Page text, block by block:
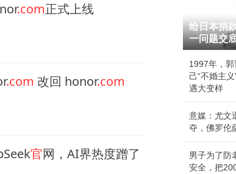
.com正式上线
.com 改回 honor.com
官网，AI界热度蹭了
2
给日本捐
一问题交
1997年，
己“不婚主
遇大变样
意媒：尤文
夺，佛罗伦
男子为了防
安全，把